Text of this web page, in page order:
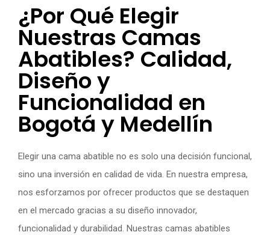
¿Por Qué Elegir
Nuestras Camas
Abatibles? Calidad,
Diseño y
Funcionalidad en
Bogotá y Medellín
Elegir una cama abatible no es solo una decisión funcional,
sino una inversión en calidad de vida. En nuestra empresa,
nos esforzamos por ofrecer productos que se destaquen
en el mercado gracias a su diseño innovador,
funcionalidad y durabilidad. Nuestras camas abatibles